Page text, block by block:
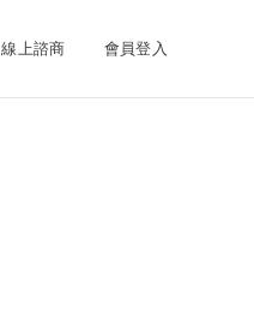
線上諮商 會員登入